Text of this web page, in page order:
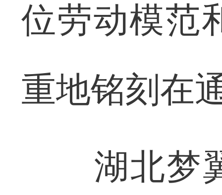
位劳动模范
重地铭刻在
湖北梦翼